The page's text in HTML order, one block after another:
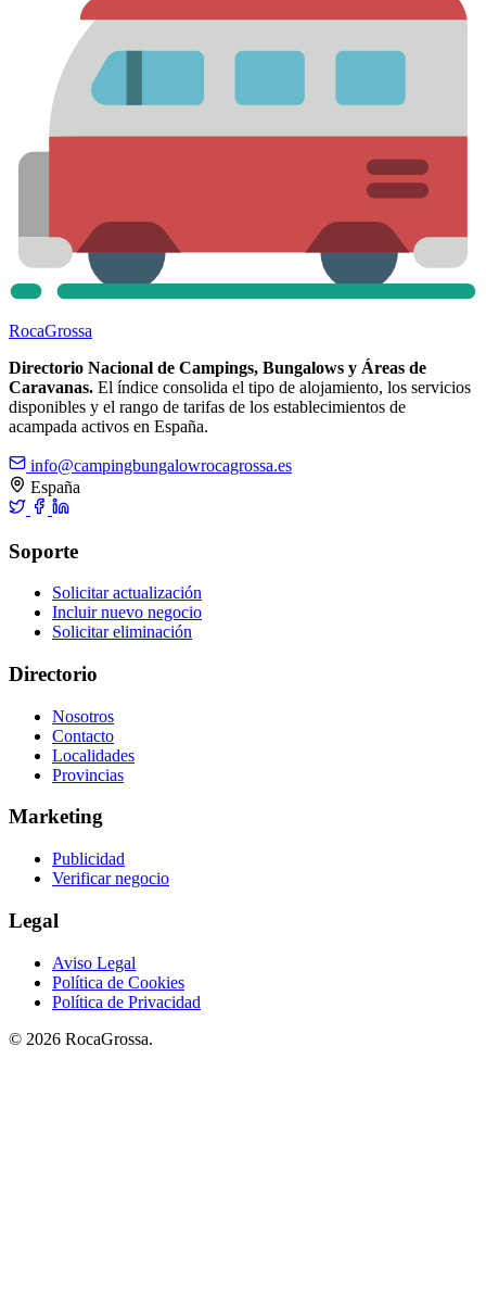
RocaGrossa
Directorio Nacional de Campings, Bungalows y Áreas de
Caravanas. El índice consolida el tipo de alojamiento, los servicios
disponibles y el rango de tarifas de los establecimientos de
acampada activos en España.
info@campingbungalowrocagrossa.es
España
Soporte
Solicitar actualización
Incluir nuevo negocio
Solicitar eliminación
Directorio
Nosotros
Contacto
Localidades
Provincias
Marketing
Publicidad
Verificar negocio
Legal
Aviso Legal
Política de Cookies
Política de Privacidad
© 2026 RocaGrossa.